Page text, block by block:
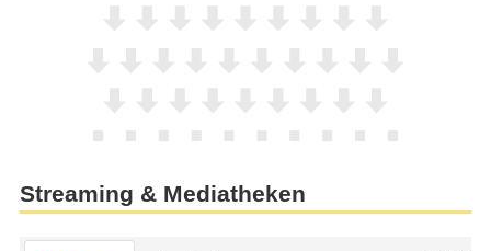
Streaming & Mediatheken